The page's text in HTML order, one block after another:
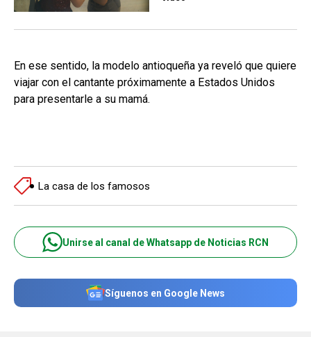
En ese sentido, la modelo antioqueña ya reveló que quiere
viajar con el cantante próximamente a Estados Unidos
para presentarle a su mamá.
La casa de los famosos
Unirse al canal de Whatsapp de Noticias RCN
Síguenos en Google News